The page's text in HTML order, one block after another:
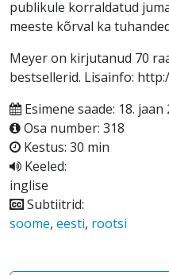
publikule korraldatud
meeste kõrval ka
Meyer on kirjutanud 70
bestsellerid. Lisainfo:
Esimene saade: 18. jaan
Osa number: 318
Kestus: 30 min
Keeled:
inglise
Subtiitrid:
soome, eesti, rootsi